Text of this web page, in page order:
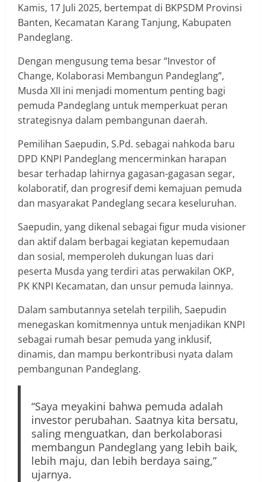
Kamis, 17 Juli 2025, bertempat di BKPSDM Provinsi
Banten, Kecamatan Karang Tanjung, Kabupaten
Pandeglang.
Dengan mengusung tema besar “Investor of
Change, Kolaborasi Membangun Pandeglang”,
Musda XII ini menjadi momentum penting bagi
pemuda Pandeglang untuk memperkuat peran
strategisnya dalam pembangunan daerah.
Pemilihan Saepudin, S.Pd. sebagai nahkoda baru
DPD KNPI Pandeglang mencerminkan harapan
besar terhadap lahirnya gagasan-gagasan segar,
kolaboratif, dan progresif demi kemajuan pemuda
dan masyarakat Pandeglang secara keseluruhan.
Saepudin, yang dikenal sebagai figur muda visioner
dan aktif dalam berbagai kegiatan kepemudaan
dan sosial, memperoleh dukungan luas dari
peserta Musda yang terdiri atas perwakilan OKP,
PK KNPI Kecamatan, dan unsur pemuda lainnya.
Dalam sambutannya setelah terpilih, Saepudin
menegaskan komitmennya untuk menjadikan KNPI
sebagai rumah besar pemuda yang inklusif,
dinamis, dan mampu berkontribusi nyata dalam
pembangunan Pandeglang.
“Saya meyakini bahwa pemuda adalah
investor perubahan. Saatnya kita bersatu,
saling menguatkan, dan berkolaborasi
membangun Pandeglang yang lebih baik,
lebih maju, dan lebih berdaya saing,”
ujarnya.